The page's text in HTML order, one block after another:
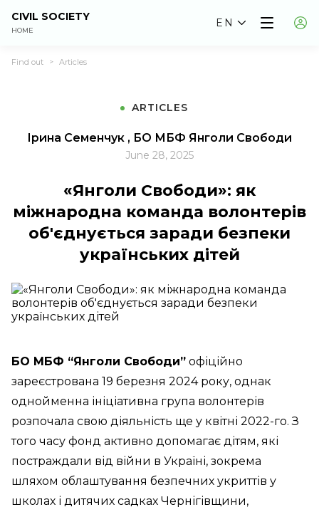
CIVIL SOCIETY
HOME
EN
Find out > Articles
ARTICLES
Ірина Семенчук , БО МБФ Янголи Свободи
June 28, 2025
«Янголи Свободи»: як
міжнародна команда волонтерів
об'єднується заради безпеки
українських дітей
БО МБФ “Янголи Свободи” офіційно
зареєстрована 19 березня 2024 року, однак
однойменна ініціативна група волонтерів
розпочала свою діяльність ще у квітні 2022-го. З
того часу фонд активно допомагає дітям, які
постраждали від війни в Україні, зокрема
шляхом облаштування безпечних укриттів у
школах і дитячих садках Чернігівщини,